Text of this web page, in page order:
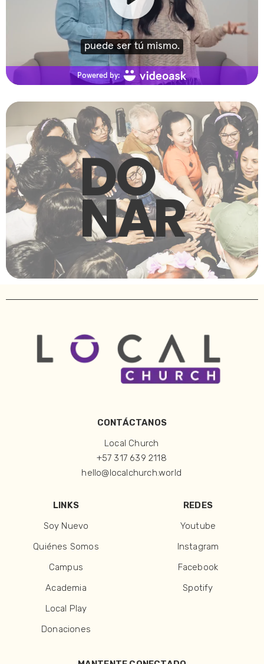
DO
NAR
CONTÁCTANOS
Local Church
+57 317 639 2118
hello@localchurch.world
LINKS
Soy Nuevo
Quiénes Somos
Campus
Academia
Local Play
Donaciones
REDES
Youtube
Instagram
Facebook
Spotify